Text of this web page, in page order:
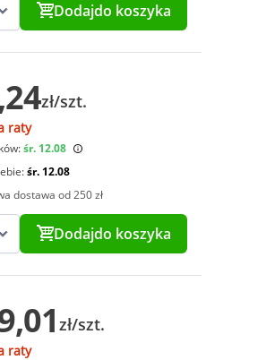
Dodajdo koszyka
zł/szt.
raty
śr. 12.08
śr. 12.08
dostawa od 250 zł
Dodajdo koszyka
zł/szt.
raty